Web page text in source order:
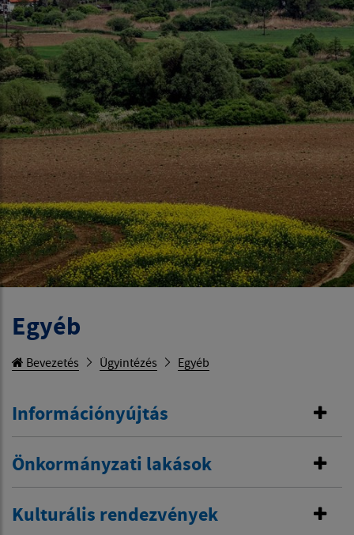
Egyéb
Bevezetés Ügyintézés Egyéb
Információnyújtás
Önkormányzati lakások
Kulturális rendezvények